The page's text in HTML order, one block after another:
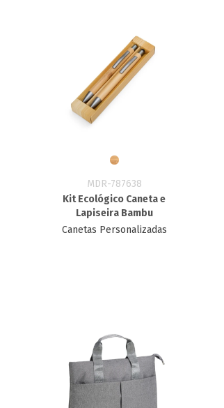
MDR-787638
Kit Ecológico Caneta e
Lapiseira Bambu
Canetas Personalizadas